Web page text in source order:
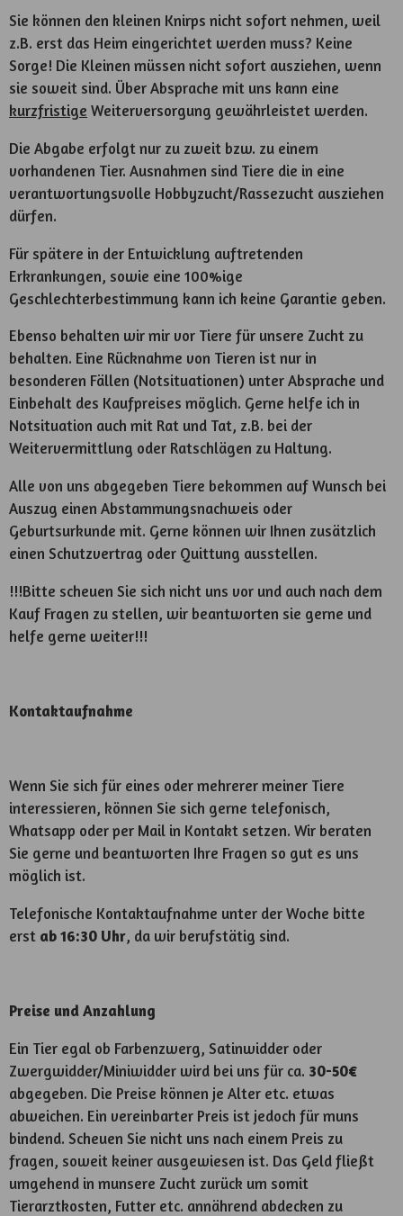
Sie können den kleinen Knirps nicht sofort nehmen, weil
z.B. erst das Heim eingerichtet werden muss? Keine
Sorge! Die Kleinen müssen nicht sofort ausziehen, wenn
sie soweit sind. Über Absprache mit uns kann eine
kurzfristige Weiterversorgung gewährleistet werden.
Die Abgabe erfolgt nur zu zweit bzw. zu einem
vorhandenen Tier. Ausnahmen sind Tiere die in eine
verantwortungsvolle Hobbyzucht/Rassezucht ausziehen
dürfen.
Für spätere in der Entwicklung auftretenden
Erkrankungen, sowie eine 100%ige
Geschlechterbestimmung kann ich keine Garantie geben.
Ebenso behalten wir mir vor Tiere für unsere Zucht zu
behalten. Eine Rücknahme von Tieren ist nur in
besonderen Fällen (Notsituationen) unter Absprache und
Einbehalt des Kaufpreises möglich. Gerne helfe ich in
Notsituation auch mit Rat und Tat, z.B. bei der
Weitervermittlung oder Ratschlägen zu Haltung.
Alle von uns abgegeben Tiere bekommen auf Wunsch bei
Auszug einen Abstammungsnachweis oder
Geburtsurkunde mit. Gerne können wir Ihnen zusätzlich
einen Schutzvertrag oder Quittung ausstellen.
!!!Bitte scheuen Sie sich nicht uns vor und auch nach dem
Kauf Fragen zu stellen, wir beantworten sie gerne und
helfe gerne weiter!!!
Kontaktaufnahme
Wenn Sie sich für eines oder mehrerer meiner Tiere
interessieren, können Sie sich gerne telefonisch,
Whatsapp oder per Mail in Kontakt setzen. Wir beraten
Sie gerne und beantworten Ihre Fragen so gut es uns
möglich ist.
Telefonische Kontaktaufnahme unter der Woche bitte
erst ab 16:30 Uhr, da wir berufstätig sind.
Preise und Anzahlung
Ein Tier egal ob Farbenzwerg, Satinwidder oder
Zwergwidder/Miniwidder wird bei uns für ca. 30-50€
abgegeben. Die Preise können je Alter etc. etwas
abweichen. Ein vereinbarter Preis ist jedoch für muns
bindend. Scheuen Sie nicht uns nach einem Preis zu
fragen, soweit keiner ausgewiesen ist. Das Geld fließt
umgehend in munsere Zucht zurück um somit
Tierarztkosten, Futter etc. annährend abdecken zu